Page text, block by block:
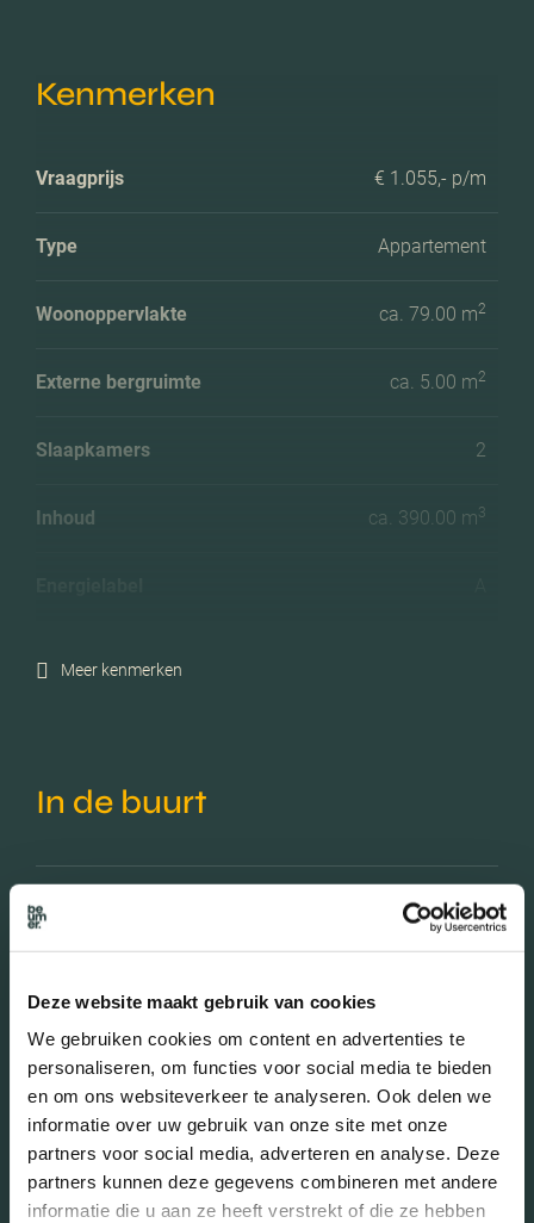
Deze website maakt gebruik van cookies
We gebruiken cookies om content en advertenties te
personaliseren, om functies voor social media te bieden
en om ons websiteverkeer te analyseren. Ook delen we
informatie over uw gebruik van onze site met onze
partners voor social media, adverteren en analyse. Deze
partners kunnen deze gegevens combineren met andere
informatie die u aan ze heeft verstrekt of die ze hebben
Kenmerken
Vraagprijs € 1.055,- p/m
Type Appartement
Woonoppervlakte ca. 79.00 m2
Externe bergruimte ca. 5.00 m2
Slaapkamers 2
Inhoud ca. 390.00 m3
Meer kenmerken
In de buurt
Metrostation Musea
Parken Parkeerplaats
Restaurant Scholen
Sportschool Winkels